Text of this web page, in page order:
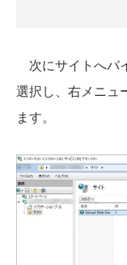
次にサイトへバ
選択し、右メニュ
ます。